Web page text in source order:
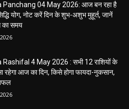
Panchang 04 May 2026: आज बन रहा है
सिद्धि योग, नोट करें दिन के शुभ-अशुभ मुहूर्त, जानें
का समय
Rashifal 4 May 2026 : सभी 12 राशियों के
रहेगा आज का दिन, किसे होगा फायदा-नुकसान,